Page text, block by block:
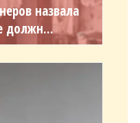
назвала
должн...